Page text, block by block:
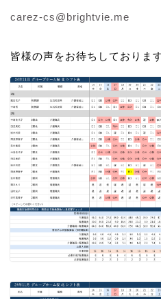
carez-cs@brightvie.me
皆様の声をお待ちしておりま